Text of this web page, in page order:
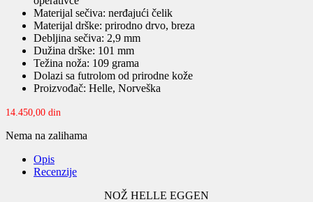
Materijal sečiva: nerđajući čelik
Materijal drške: prirodno drvo, breza
Debljina sečiva: 2,9 mm
Dužina drške: 101 mm
Težina noža: 109 grama
Dolazi sa futrolom od prirodne kože
Proizvođač: Helle, Norveška
14.450,00 din
Nema na zalihama
Opis
Recenzije
NOŽ HELLE EGGEN